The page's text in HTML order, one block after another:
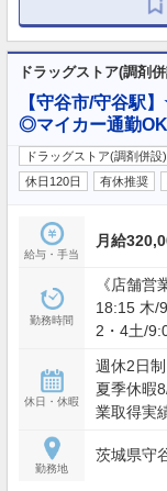
ドラッグストア(調剤
【守谷市/守谷駅
◎マイカー通勤
ドラッグストア(調剤併設)
休日120日
有休推奨
給与・手当
月給
勤務時間
《店舗
18:15 木/
2・4土/9:00
休日・休暇
週休2日
夏季休暇
業取得実
勤務地
茨城県守